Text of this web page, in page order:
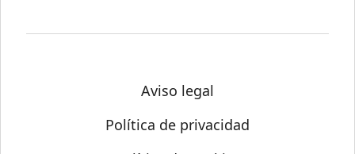
Aviso legal
Política de privacidad